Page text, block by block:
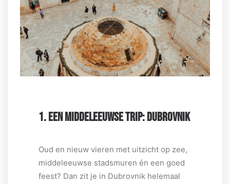
1. EEN MIDDELEEUWSE TRIP: DUBROVNIK
Oud en nieuw vieren met uitzicht op zee,
middeleeuwse stadsmuren én een goed
feest? Dan zit je in Dubrovnik helemaal